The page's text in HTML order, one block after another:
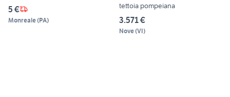
5 €
Monreale(PA)
tettoia pompeiana
3.571 €
Nove(VI)